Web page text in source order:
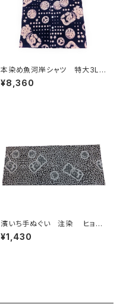
本染め魚河岸シャツ 特大3Lサ
イズ 認定証付き 木綿晒 星
柄入り豆絞り 紺×白 日本
¥8,360
濱いち手ぬぐい 注染 ヒョウ
柄 グレー 伝統染色技法 レ
オパード柄 特岡 綿100％
¥1,430